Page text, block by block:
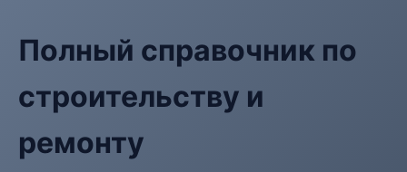
Полный справочник по
строительству и
ремонту